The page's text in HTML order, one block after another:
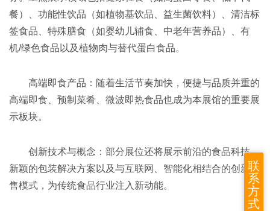
餐）、功能性饮品（如植物基饮品、益生菌饮料）、清洁标
签食品、特殊膳食（如婴幼儿辅食、中老年营养品）、有
机/绿色食品以及植物肉与替代蛋白食品。
高端即食产品：随着生活节奏加快，便捷与品质并重的
高端即食、预制菜肴、微波即热食品也成为本展馆的重要展
示板块。
创新技术与概念：部分展位还将展示前沿的食品科技、
新颖的包装解决方案以及与互联网、智能化相结合的创新零
售模式，为传统食品行业注入新动能。
联
系
方
式